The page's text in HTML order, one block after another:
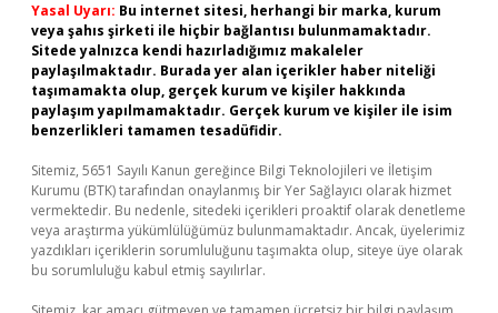
Yasal Uyarı: Bu internet sitesi, herhangi bir marka, kurum
veya şahıs şirketi ile hiçbir bağlantısı bulunmamaktadır.
Sitede yalnızca kendi hazırladığımız makaleler
paylaşılmaktadır. Burada yer alan içerikler haber niteliği
taşımamakta olup, gerçek kurum ve kişiler hakkında
paylaşım yapılmamaktadır. Gerçek kurum ve kişiler ile isim
benzerlikleri tamamen tesadüfidir.
Sitemiz, 5651 Sayılı Kanun gereğince Bilgi Teknolojileri ve İletişim
Kurumu (BTK) tarafından onaylanmış bir Yer Sağlayıcı olarak hizmet
vermektedir. Bu nedenle, sitedeki içerikleri proaktif olarak denetleme
veya araştırma yükümlülüğümüz bulunmamaktadır. Ancak, üyelerimiz
yazdıkları içeriklerin sorumluluğunu taşımakta olup, siteye üye olarak
bu sorumluluğu kabul etmiş sayılırlar.